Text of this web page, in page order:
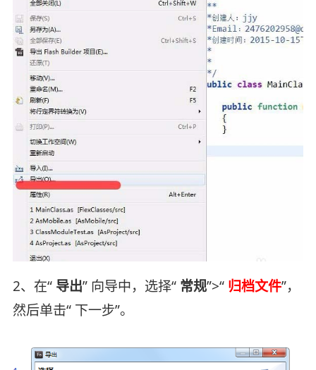
2、在“ 导出” 向导中，选择“ 常规”>“归档文件”，
然后单击“ 下一步”。